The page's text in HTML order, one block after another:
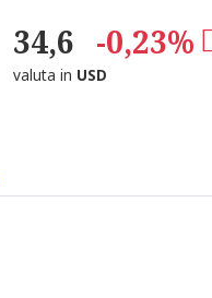
34,6 -0,23%
valuta in USD